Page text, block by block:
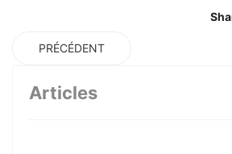
PRÉCÉDENT
Articles